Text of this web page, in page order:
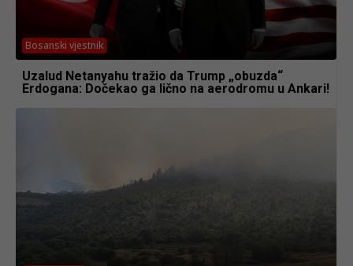
Bosanski vjestnik
Uzalud Netanyahu tražio da Trump „obuzda“
Erdogana: Dočekao ga lično na aerodromu u Ankari!